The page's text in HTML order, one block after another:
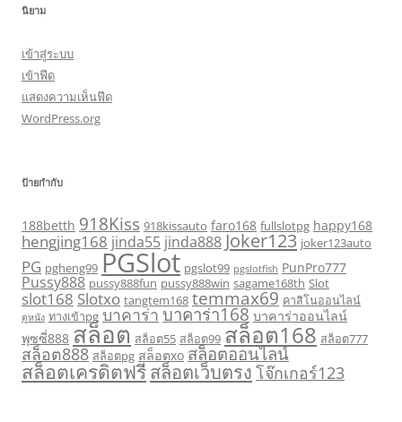
นิยาม
เข้าสู่ระบบ
เข้าฟีด
แสดงความเห็นฟีด
WordPress.org
ป้ายกำกับ
188betth 918Kiss 918kissauto faro168 fullslotpg happy168
hengjing168 jinda55 jinda888 Joker123 joker123auto
PG pgheng99 PGSlot pgslot99 pgslotfish PunPro777
Pussy888 pussy888fun pussy888win sagame168th Slot
slot168 Slotxo tangtem168 temmax69 คาสิโนออนไลน์
ดูหนัง ทางเข้าpg บาคาร่า บาคาร่า168 บาคาร่าออนไลน์
พุซซี่888 สล็อต สล็อต55 สล็อต99 สล็อต168 สล็อต777
สล็อต888 สล็อตpg สล็อตxo สล็อตออนไลน์
สล็อตเครดิตฟรีสล็อตเว็บตรง โจ๊กเกอร์123